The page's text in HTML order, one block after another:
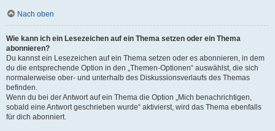
Nach oben
Wie kann ich ein Lesezeichen auf ein Thema setzen oder ein Thema
abonnieren?
Du kannst ein Lesezeichen auf ein Thema setzen oder es abonnieren, in dem
du die entsprechende Option in den „Themen-Optionen“ auswählst, die sich
normalerweise ober- und unterhalb des Diskussionsverlaufs des Themas
befinden.
Wenn du bei der Antwort auf ein Thema die Option „Mich benachrichtigen,
sobald eine Antwort geschrieben wurde“ aktivierst, wird das Thema ebenfalls
für dich abonniert.